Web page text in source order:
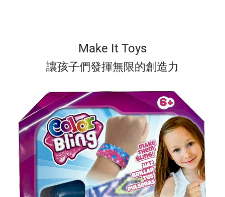
Make It Toys
讓孩子們發揮無限的創造力